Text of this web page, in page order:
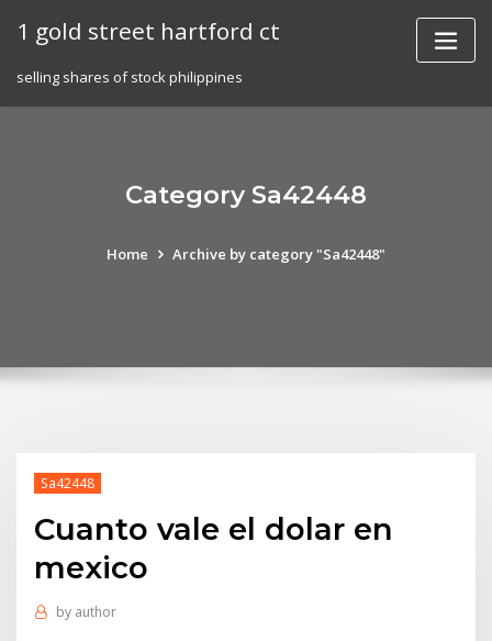
1 gold street hartford ct
selling shares of stock philippines
Category Sa42448
Home Archive by category "Sa42448"
Sa42448
Cuanto vale el dolar en
mexico
by author